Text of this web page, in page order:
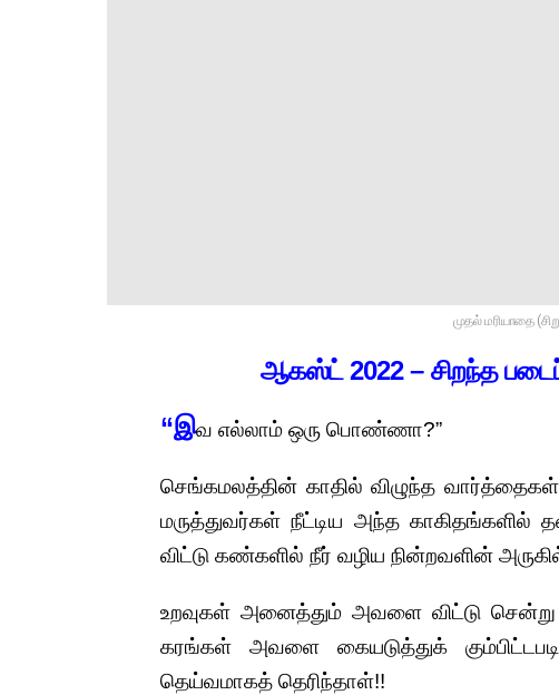
முதல் மரியாதை
ஆகஸ்ட்2022 – சிறந்த
“இவ எல்லாம் ஒரு பொண்ணா?”
செங்கமலத்தின் காதில் விழுந்த
மருத்துவர்கள் நீட்டிய அந்த காகிதங்களில்
விட்டு கண்களில் நீர் வழிய நின்றவளின்
உறவுகள் அனைத்தும் அவளை விட்டு
கரங்கள் அவளை கையடுத்துக்
தெய்வமாகத் தெரிந்தாள்!!